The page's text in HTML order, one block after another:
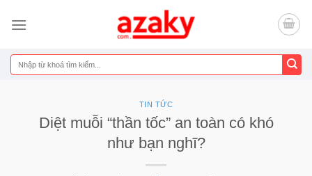
đến
dung
Tìm
kiếm:
TIN TỨC
Diệt muỗi “thần tốc” an toàn có khó
như bạn nghĩ?